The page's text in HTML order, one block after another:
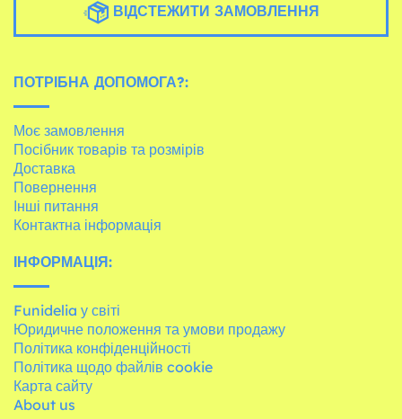
ВІДСТЕЖИТИ ЗАМОВЛЕННЯ
ПОТРІБНА ДОПОМОГА?:
Моє замовлення
Посібник товарів та розмірів
Доставка
Повернення
Інші питання
Контактна інформація
ІНФОРМАЦІЯ:
Funidelia у світі
Юридичне положення та умови продажу
Політика конфіденційності
Політика щодо файлів cookie
Карта сайту
About us